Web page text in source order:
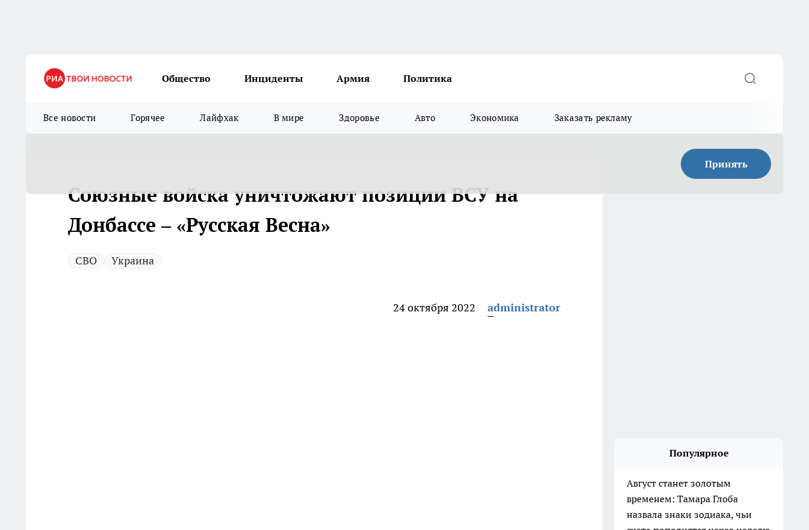
Общество Инциденты Армия Политика
Все новости Горячее Лайфхак В мире Здоровье Авто Экономика Заказать рекламу
Принять
Союзные войска уничтожают позиции ВСУ на
Донбассе – «Русская Весна»
СВО Украина
24 октября 2022 administrator
Популярное
Август станет золотым
временем: Тамара Глоба
назвала знаки зодиака, чьи